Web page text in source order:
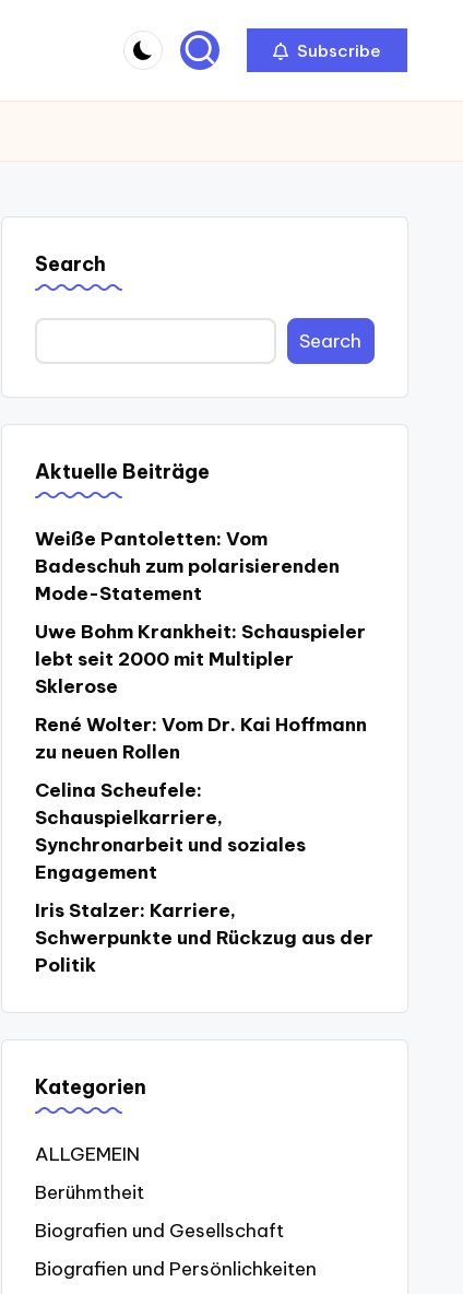
Subscribe
Search
Search
Aktuelle Beiträge
Weiße Pantoletten: Vom
Badeschuh zum polarisierenden
Mode-Statement
Uwe Bohm Krankheit: Schauspieler
lebt seit 2000 mit Multipler
Sklerose
René Wolter: Vom Dr. Kai Hoffmann
zu neuen Rollen
Celina Scheufele:
Schauspielkarriere,
Synchronarbeit und soziales
Engagement
Iris Stalzer: Karriere,
Schwerpunkte und Rückzug aus der
Politik
Kategorien
ALLGEMEIN
Berühmtheit
Biografien und Gesellschaft
Biografien und Persönlichkeiten